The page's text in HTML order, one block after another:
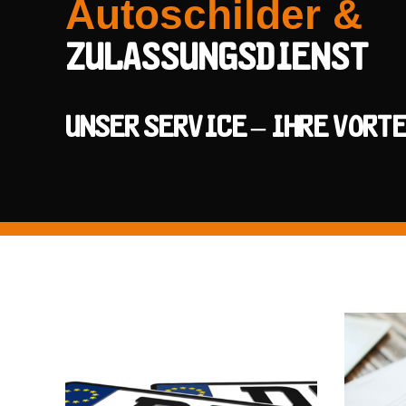
Autoschilder &
Zulassungsdienst
Unser Service – Ihre